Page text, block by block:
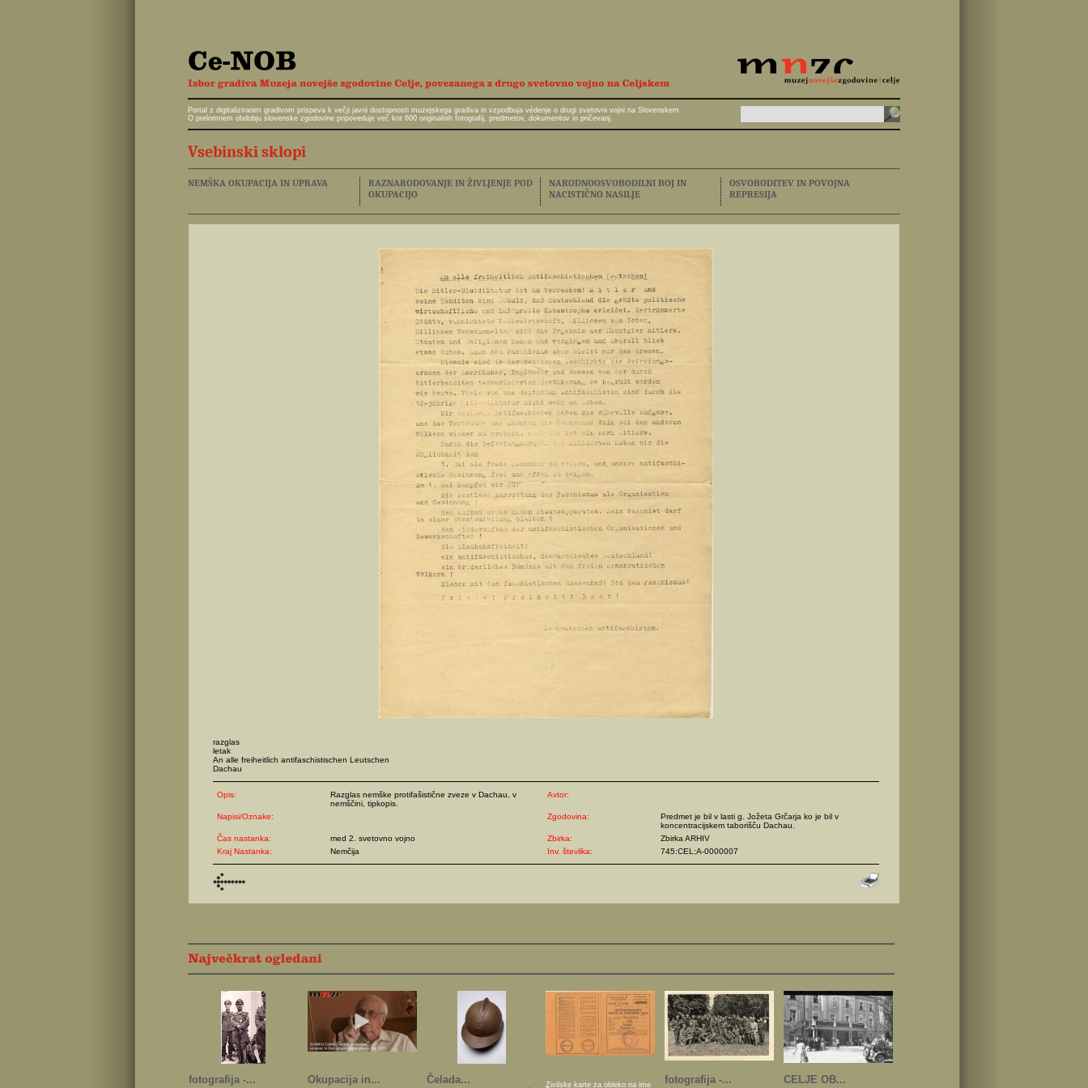
Portal z digitaliziranim gradivom prispeva k večji javni dostopnosti muzejskega gradiva in vzpodbuja védenje o drugi svetovni vojni na Slovenskem.
O prelomnem obdobju slovenske zgodovine pripoveduje več kot 600 originalnih fotografij, predmetov, dokumentov in pričevanj.
Vsebinski sklopi
NEMŠKA OKUPACIJA IN UPRAVA
RAZNARODOVANJE IN ŽIVLJENJE POD
OKUPACIJO
NARODNOOSVOBODILNI BOJ IN
NACISTIČNO NASILJE
OSVOBODITEV IN POVOJNA
REPRESIJA
razglas
letak
An alle freiheitlich antifaschistischen Leutschen
Dachau
Opis:
Razglas nemške protifašistične zveze v Dachau, v
nemščini, tipkopis.
Avtor:
Napisi/Oznake: Zgodovina:
Predmet je bil v lasti g. Jožeta Grčarja ko je bil v
koncentracijskem taborišču Dachau.
Čas nastanka:
med 2. svetovno vojno Zbirka:
Zbirka ARHIV
Kraj Nastanka:
Nemčija Inv. številka: 745:CEL;A-0000007
fotografija -... Okupacija in... Čelada... Živilske karte za obleko na ime fotografija -... CELJE OB...